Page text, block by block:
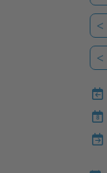
<
<
8